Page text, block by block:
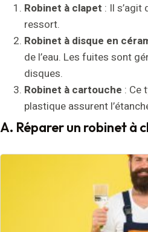
Robinet à clapet : Il s’agit
ressort.
Robinet à disque en
de l’eau. Les fuites sont
disques.
Robinet à cartouche : Ce
plastique assurent
A. Réparer un robinet à